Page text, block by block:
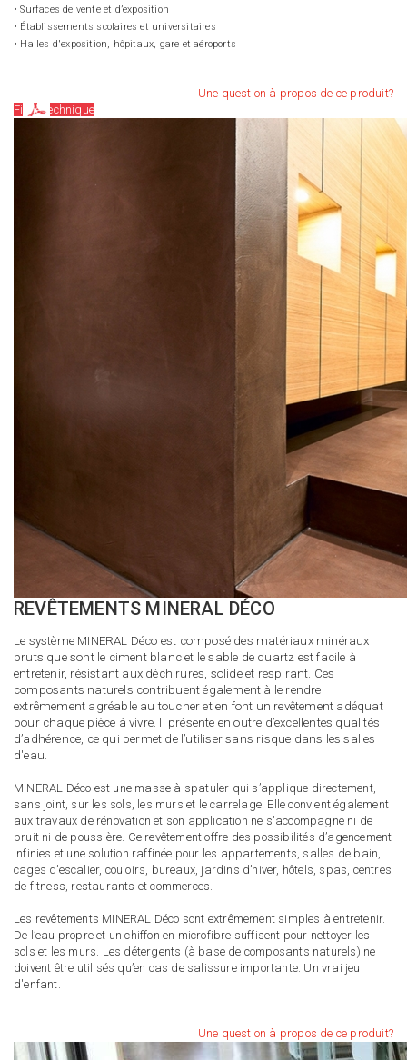
• Surfaces de vente et d’exposition
• Établissements scolaires et universitaires
• Halles d'exposition, hôpitaux, gare et aéroports
Une question à propos de ce produit?
Fiche technique
REVÊTEMENTS MINERAL DÉCO
Le système MINERAL Déco est composé des matériaux minéraux
bruts que sont le ciment blanc et le sable de quartz est facile à
entretenir, résistant aux déchirures, solide et respirant. Ces
composants naturels contribuent également à le rendre
extrêmement agréable au toucher et en font un revêtement adéquat
pour chaque pièce à vivre. Il présente en outre d’excellentes qualités
d’adhérence, ce qui permet de l’utiliser sans risque dans les salles
d'eau.
MINERAL Déco est une masse à spatuler qui s’applique directement,
sans joint, sur les sols, les murs et le carrelage. Elle convient également
aux travaux de rénovation et son application ne s'accompagne ni de
bruit ni de poussière. Ce revêtement offre des possibilités d’agencement
infinies et une solution raffinée pour les appartements, salles de bain,
cages d’escalier, couloirs, bureaux, jardins d’hiver, hôtels, spas, centres
de fitness, restaurants et commerces.
Les revêtements MINERAL Déco sont extrêmement simples à entretenir.
De l’eau propre et un chiffon en microfibre suffisent pour nettoyer les
sols et les murs. Les détergents (à base de composants naturels) ne
doivent être utilisés qu’en cas de salissure importante. Un vrai jeu
d'enfant.
Une question à propos de ce produit?